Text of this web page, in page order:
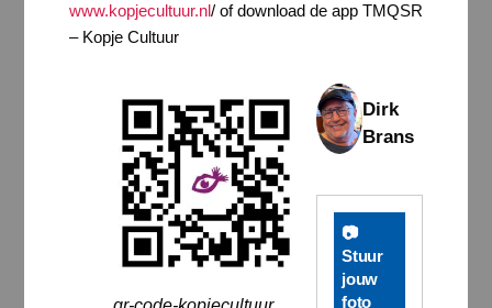
www.kopjecultuur.nl/ of download de app TMQSR
– Kopje Cultuur
Dirk
Brans
📷
Stuur
jouw
foto